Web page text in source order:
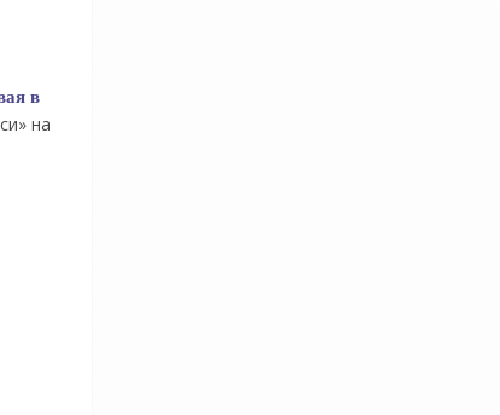
в
на